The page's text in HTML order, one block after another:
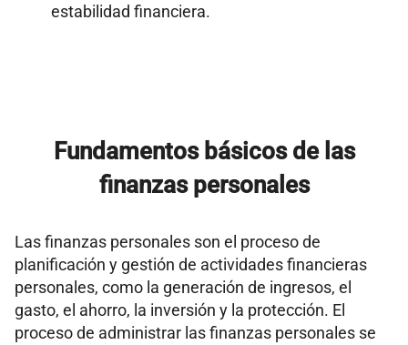
estabilidad financiera.
Fundamentos básicos de las
finanzas personales
Las finanzas personales son el proceso de
planificación y gestión de actividades financieras
personales, como la generación de ingresos, el
gasto, el ahorro, la inversión y la protección. El
proceso de administrar las finanzas personales se